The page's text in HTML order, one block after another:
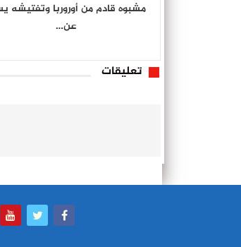
مشبوه قادم من أوروربا وتفتيشه
عن…
تعليقات